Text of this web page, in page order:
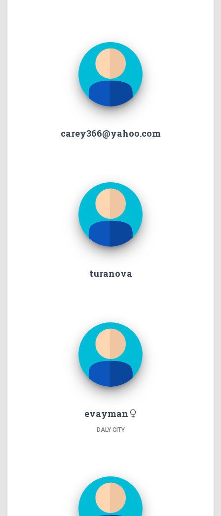
carey366@yahoo.com
turanova
evayman
DALY CITY